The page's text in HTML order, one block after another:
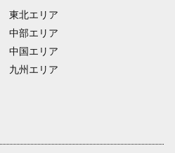
東北エリア
中部エリア
中国エリア
九州エリア